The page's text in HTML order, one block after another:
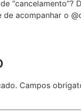
acompanhar o
Campos